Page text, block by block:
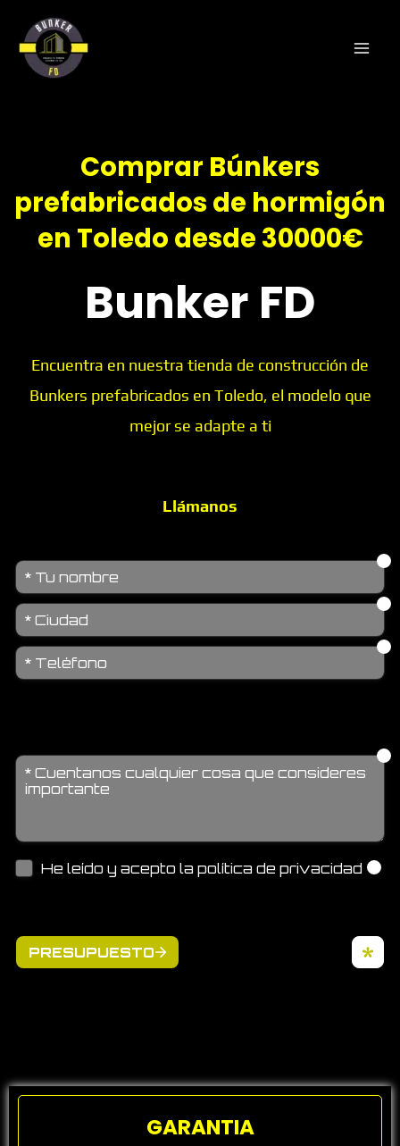
contenido
Comprar Búnkers
prefabricados de hormigón
en Toledo desde 30000€
Bunker FD
Encuentra en nuestra tienda de construcción de
Bunkers prefabricados en Toledo, el modelo que
mejor se adapte a ti
Llámanos
GARANTIA